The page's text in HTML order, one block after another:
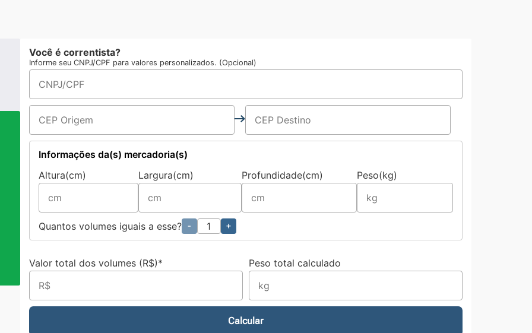
Você é correntista?
Informe seu CNPJ/CPF para valores personalizados. (Opcional)
Informações da(s) mercadoria(s)
Altura(cm)
Largura(cm) Profundidade(cm) Peso(kg)
Quantos volumes iguais a esse? - +
Valor total dos volumes (R$)* Peso total calculado
Calcular